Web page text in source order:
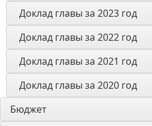
Доклад главы за 2023 год
Доклад главы за 2022 год
Доклад главы за 2021 год
Доклад главы за 2020 год
Бюджет